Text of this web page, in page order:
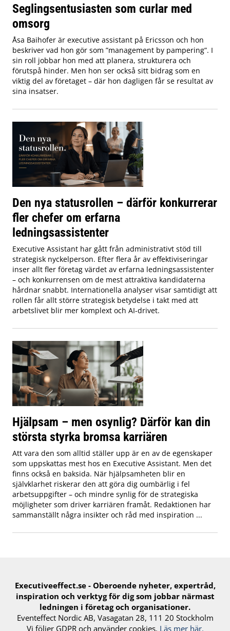
Seglingsentusiasten som curlar med
omsorg
Åsa Baihofer är executive assistant på Ericsson och hon
beskriver vad hon gör som ”management by pampering”. I
sin roll jobbar hon med att planera, strukturera och
förutspå hinder. Men hon ser också sitt bidrag som en
viktig del av företaget – där hon dagligen får se resultat av
sina insatser.
Den nya statusrollen – därför konkurrerar
fler chefer om erfarna
ledningsassistenter
Executive Assistant har gått från administrativt stöd till
strategisk nyckelperson. Efter flera år av effektiviseringar
inser allt fler företag värdet av erfarna ledningsassistenter
– och konkurrensen om de mest attraktiva kandidaterna
hårdnar snabbt. Internationella analyser visar samtidigt att
rollen får allt större strategisk betydelse i takt med att
arbetslivet blir mer komplext och AI-drivet.
Hjälpsam – men osynlig? Därför kan din
största styrka bromsa karriären
Att vara den som alltid ställer upp är en av de egenskaper
som uppskattas mest hos en Executive Assistant. Men det
finns också en baksida. När hjälpsamheten blir en
självklarhet riskerar den att göra dig oumbärlig i fel
arbetsuppgifter – och mindre synlig för de strategiska
möjligheter som driver karriären framåt. Redaktionen har
sammanställt några insikter och råd med inspiration ...
Executiveeffect.se - Oberoende nyheter, expertråd,
inspiration och verktyg för ​dig​ som jobbar närmast
ledningen i företag och organisationer.
Eventeffect Nordic AB, Vasagatan 28, 111 20 Stockholm
Vi följer GDPR och använder cookies. Läs mer här.